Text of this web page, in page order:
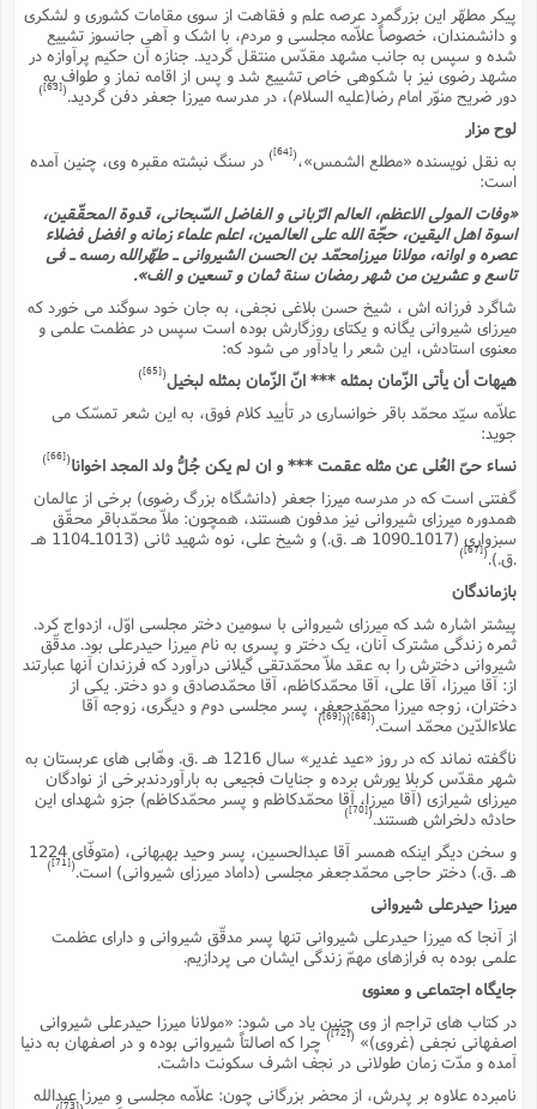
پیکر مطهّر این بزرگمرد عرصه علم و فقاهت از سوى مقامات کشورى و لشکرى
و دانشمندان، خصوصاً علاّمه مجلسى و مردم، با اشک و آهى جانسوز تشییع
شده و سپس به جانب مشهد مقدّس منتقل گردید. جنازه آن حکیم پرآوازه در
مشهد رضوى نیز با شکوهى خاص تشییع شد و پس از اقامه نماز و طواف به
دور ضریح منوّر امام رضا(علیه السلام)، در مدرسه میرزا جعفر دفن گردید. [63]
)
لوح مزار
به نقل نویسنده «مطلع الشمس»، [64]
)در سنگ نبشته مقبره وى، چنین آمده
است:
«وفات المولى الاعظم، العالم الرّبانى و الفاضل السّبحانى، قدوة المحقّقین،
اسوة اهل الیقین، حجّة الله على العالمین، اعلم علماء زمانه و افضل فضلاء
عصره و اوانه، مولانا میرزامحمّد بن الحسن الشیروانى ـ طهّرالله رمسه ـ فى
تاسع و عشرین من شهر رمضان سنة ثمان و تسعین و الف».
شاگرد فرزانه اش ، شیخ حسن بلاغى نجفى، به جان خود سوگند مى خورد که
میرزاى شیروانى یگانه و یکتاى روزگارش بوده است سپس در عظمت علمى و
معنوى استادش، این شعر را یادآور مى شود که:
هیهات أن یأتى الزّمان بمثله *** انّ الزّمان بمثله لبخیل [65]
)
علاّمه سیّد محمّد باقر خوانسارى در تأیید کلام فوق، به این شعر تمسّک مى
جوید:
نساء حىّ العُلى عن مثله عقمت *** و ان لم یکن جُلُّ ولد المجد اخوانا(
[66]
)
گفتنى است که در مدرسه میرزا جعفر (دانشگاه بزرگ رضوى) برخى از عالمان
همدوره میرزاى شیروانى نیز مدفون هستند، همچون: ملاّ محمّدباقر محقّق
سبزوارى (1017ـ1090 هـ .ق.) و شیخ على، نوه شهید ثانى (1013ـ1104 هـ
.ق.).(
[67]
)
بازماندگان
پیشتر اشاره شد که میرزاى شیروانى با سومین دختر مجلسى اوّل، ازدواج کرد.
ثمره زندگى مشترک آنان، یک دختر و پسرى به نام میرزا حیدرعلى بود. مدقّق
شیروانى دخترش را به عقد ملاّ محمّدتقى گیلانى درآورد که فرزندان آنها عبارتند
از: آقا میرزا، آقا على، آقا محمّدکاظم، آقا محمّدصادق و دو دختر. یکى از
دختران، زوجه میرزا محمّدجعفر، پسر مجلسى دوم و دیگرى، زوجه آقا
علاءالدّین محمّد است. [68]
)(
[69]
)
ناگفته نماند که در روز «عید غدیر» سال 1216 هـ .ق. وهّابى هاى عربستان به
شهر مقدّس کربلا یورش برده و جنایات فجیعى به بارآوردندبرخى از نوادگان
میرزاى شیرازى (آقا میرزا، آقا محمّدکاظم و پسر محمّدکاظم) جزو شهداى این
حادثه دلخراش هستند.(
[70]
)
و سخن دیگر اینکه همسر آقا عبدالحسین، پسر وحید بهبهانى، (متوفّاى 1224
هـ .ق.) دختر حاجى محمّدجعفر مجلسى (داماد میرزاى شیروانى) است.(
[71]
)
میرزا حیدرعلى شیروانى
از آنجا که میرزا حیدرعلى شیروانى تنها پسر مدقّق شیروانى و داراى عظمت
علمى بوده به فرازهاى مهمّ زندگى ایشان مى پردازیم.
جایگاه اجتماعى و معنوى
در کتاب هاى تراجم از وى چنین یاد مى شود: «مولانا میرزا حیدرعلى شیروانى
اصفهانى نجفى (غروى)»(
[72]
)چرا که اصالتاً شیروانى بوده و در اصفهان به دنیا
آمده و مدّت زمان طولانى در نجف اشرف سکونت داشت.
نامبرده علاوه بر پدرش، از محضر بزرگانى چون: علاّمه مجلسى و میرزا عبدالله
[73]